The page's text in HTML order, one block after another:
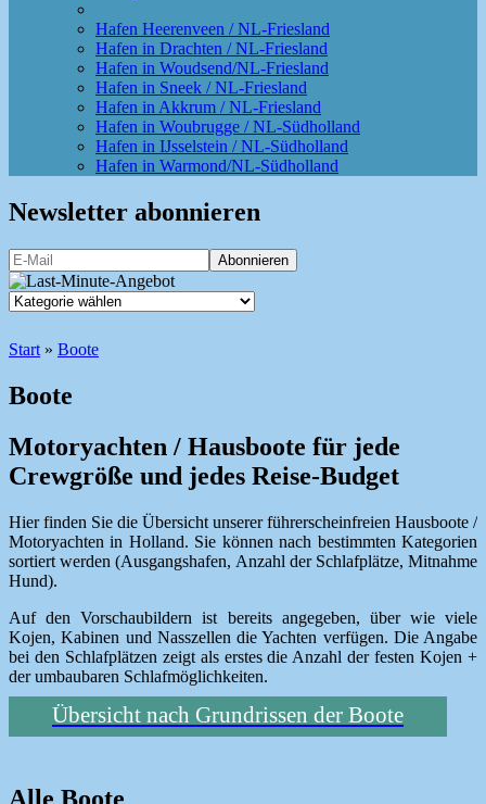
Hafen Heerenveen / NL-Friesland
Hafen in Drachten / NL-Friesland
Hafen in Woudsend/NL-Friesland
Hafen in Sneek / NL-Friesland
Hafen in Akkrum / NL-Friesland
Hafen in Woubrugge / NL-Südholland
Hafen in IJsselstein / NL-Südholland
Hafen in Warmond/NL-Südholland
Newsletter abonnieren
Start » Boote
Boote
Motoryachten / Hausboote für jede
Crewgröße und jedes Reise-Budget
Hier finden Sie die Übersicht unserer führerscheinfreien Hausboote /
Motoryachten in Holland. Sie können nach bestimmten Kategorien
sortiert werden (Ausgangshafen, Anzahl der Schlafplätze, Mitnahme
Hund).
Auf den Vorschaubildern ist bereits angegeben, über wie viele
Kojen, Kabinen und Nasszellen die Yachten verfügen. Die Angabe
bei den Schlafplätzen zeigt als erstes die Anzahl der festen Kojen +
der umbaubaren Schlafmöglichkeiten.
Übersicht nach Grundrissen der Boote